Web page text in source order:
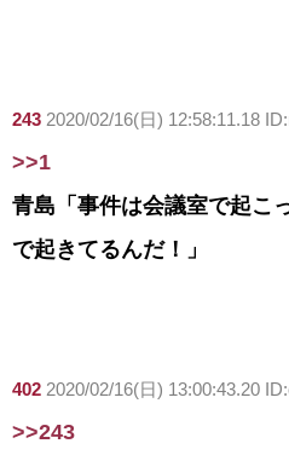
243 2020/02/16(日) 12:58:11.18
>>1
青島「事件は会議室で起こ
で起きてるんだ！」
402 2020/02/16(日) 13:00:43.20
>>243